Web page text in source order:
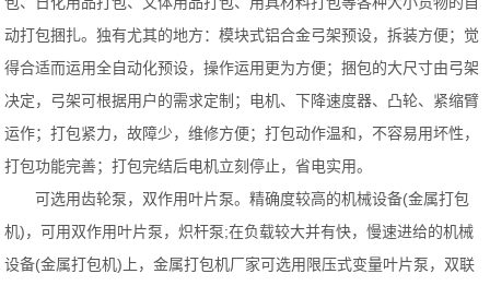
动打包捆扎。独有尤其的地方：模块式铝合金弓架预设，拆装方便；觉
得合适而运用全自动化预设，操作运用更为方便；捆包的大尺寸由弓架
决定，弓架可根据用户的需求定制；电机、下降速度器、凸轮、紧缩臂
运作；打包紧力，故障少，维修方便；打包动作温和，不容易用坏性，
打包功能完善；打包完结后电机立刻停止，省电实用。
可选用齿轮泵，双作用叶片泵。精确度较高的机械设备(金属打包
机)，可用双作用叶片泵，炽杆泵;在负载较大并有快，慢速进给的机械
设备(金属打包机)上，金属打包机厂家可选用限压式变量叶片泵，双联